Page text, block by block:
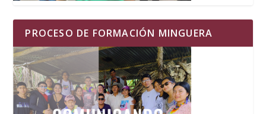
PROCESO DE FORMACIÓN MINGUERA